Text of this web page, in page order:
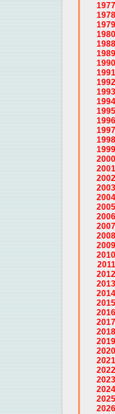
1977
1978
1979
1980
1988
1989
1990
1991
1992
1993
1994
1995
1996
1997
1998
1999
2000
2001
2002
2003
2004
2005
2006
2007
2008
2009
2010
2011
2012
2013
2014
2015
2016
2017
2018
2019
2020
2021
2022
2023
2024
2025
2026